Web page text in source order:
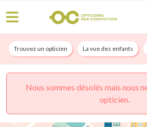
Trouvez un opticien La vue des enfants
Nous sommes désolés mais nous
opticien.